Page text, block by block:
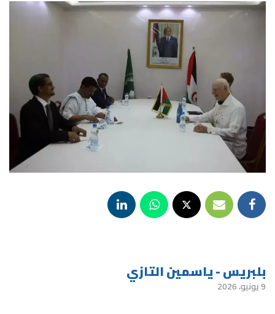
بلبريس - ياسمين التازي
9 يونيو، 2026